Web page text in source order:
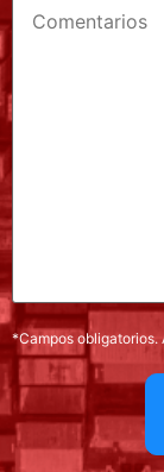
*Campos obligatorios.